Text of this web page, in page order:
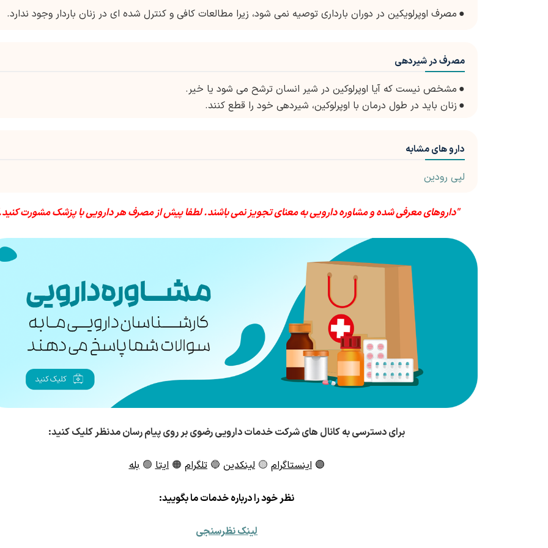
● مصرف اوپرلویکین در دوران بارداری توصیه نمی شود، زیرا مطالعات کافی و کنترل شده ای در زنان باردار وجود ندارد.
مصرف در شیردهی
● مشخص نیست که آیا اوپرلوکین در شیر انسان ترشح می شود یا خیر.
● زنان باید در طول درمان با اوپرلوکین، شیردهی خود را قطع کنند.
دارو های مشابه
لپی رودین
"داروهای معرفی شده و مشاوره دارویی به معنای تجویز نمی باشند. لطفا پیش از مصرف هر دارویی با پزشک مشورت
برای دسترسی به کانال های شرکت خدمات دارویی رضوی بر روی پیام رسان مدنظر کلیک کنید:
🟣اینستاگرام 🟡لینکدین 🔵تلگرام 🟠ایتا🟢بله
نظر خود را درباره خدمات ما بگویید:
لینک نظرسنجی